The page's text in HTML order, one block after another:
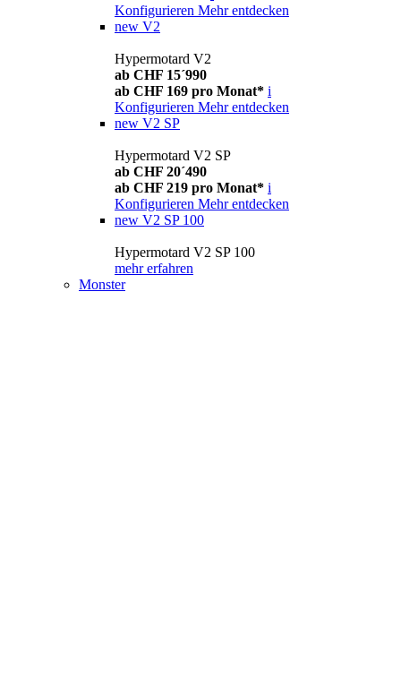
Konfigurieren Mehr entdecken
new V2
Hypermotard V2
ab CHF 15´990
ab CHF 169 pro Monat* i
Konfigurieren Mehr entdecken
new V2 SP
Hypermotard V2 SP
ab CHF 20´490
ab CHF 219 pro Monat* i
Konfigurieren Mehr entdecken
new V2 SP 100
Hypermotard V2 SP 100
mehr erfahren
Monster